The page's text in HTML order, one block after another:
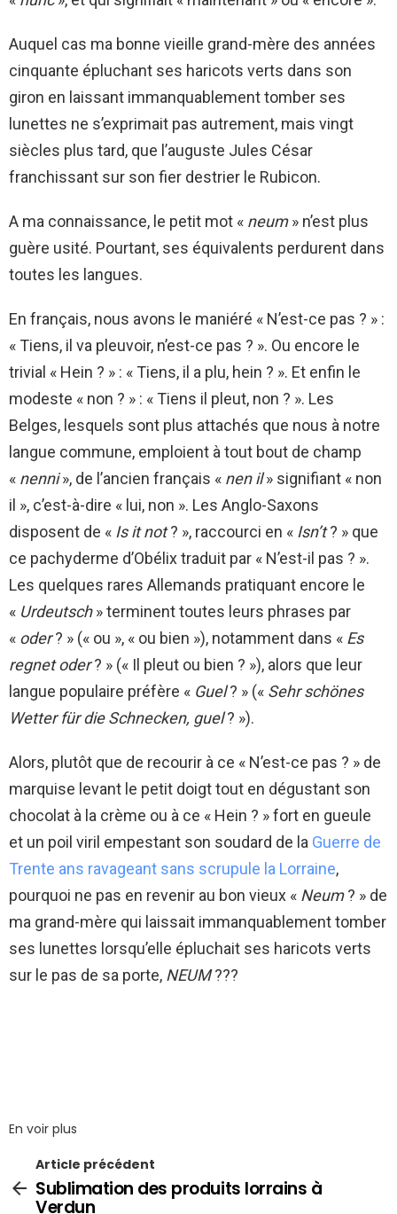
Auquel cas ma bonne vieille grand-mère des années
cinquante épluchant ses haricots verts dans son
giron en laissant immanquablement tomber ses
lunettes ne s’exprimait pas autrement, mais vingt
siècles plus tard, que l’auguste Jules César
franchissant sur son fier destrier le Rubicon.
A ma connaissance, le petit mot « neum» n’est plus
guère usité. Pourtant, ses équivalents perdurent dans
toutes les langues.
En français, nous avons le maniéré « N’est-ce pas ? » :
« Tiens, il va pleuvoir, n’est-ce pas ? ». Ou encore le
trivial « Hein ? » : « Tiens, il a plu, hein ? ». Et enfin le
modeste « non ? » : « Tiens il pleut, non ? ». Les
Belges, lesquels sont plus attachés que nous à notre
langue commune, emploient à tout bout de champ
« nenni», de l’ancien français « nen il» signifiant « non
il », c’est-à-dire « lui, non ». Les Anglo-Saxons
disposent de « Is it not? », raccourci en « Isn’t? » que
ce pachyderme d’Obélix traduit par « N’est-il pas ? ».
Les quelques rares Allemands pratiquant encore le
« Urdeutsch» terminent toutes leurs phrases par
« oder? » (« ou », « ou bien »), notamment dans « Es
regnet oder? » (« Il pleut ou bien ? »), alors que leur
langue populaire préfère « Guel? » (« Sehr schönes
Wetter für die Schnecken, guel? »).
Alors, plutôt que de recourir à ce « N’est-ce pas ? » de
marquise levant le petit doigt tout en dégustant son
chocolat à la crème ou à ce « Hein ? » fort en gueule
et un poil viril empestant son soudard de la Guerre de
Trente ans ravageant sans scrupule la Lorraine,
pourquoi ne pas en revenir au bon vieux « Neum? » de
ma grand-mère qui laissait immanquablement tomber
ses lunettes lorsqu’elle épluchait ses haricots verts
sur le pas de sa porte, NEUM???
En voir plus
Article précédent
Sublimation des produits lorrains à
Verdun